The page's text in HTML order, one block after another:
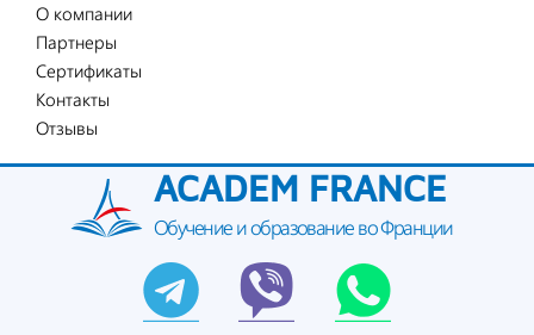
О компании
Партнеры
Сертификаты
Контакты
Отзывы
ACADEM FRANCE
Обучение и образование во Франции